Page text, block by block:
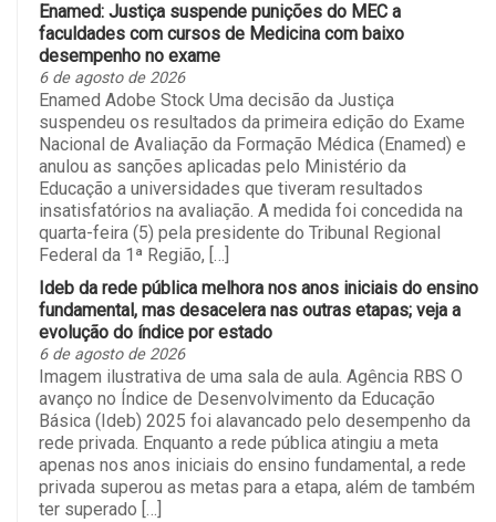
Enamed: Justiça suspende punições do MEC a
faculdades com cursos de Medicina com baixo
desempenho no exame
6 de agosto de 2026
Enamed Adobe Stock Uma decisão da Justiça
suspendeu os resultados da primeira edição do Exame
Nacional de Avaliação da Formação Médica (Enamed) e
anulou as sanções aplicadas pelo Ministério da
Educação a universidades que tiveram resultados
insatisfatórios na avaliação. A medida foi concedida na
quarta-feira (5) pela presidente do Tribunal Regional
Federal da 1ª Região, […]
Ideb da rede pública melhora nos anos iniciais do ensino
fundamental, mas desacelera nas outras etapas; veja a
evolução do índice por estado
6 de agosto de 2026
Imagem ilustrativa de uma sala de aula. Agência RBS O
avanço no Índice de Desenvolvimento da Educação
Básica (Ideb) 2025 foi alavancado pelo desempenho da
rede privada. Enquanto a rede pública atingiu a meta
apenas nos anos iniciais do ensino fundamental, a rede
privada superou as metas para a etapa, além de também
ter superado […]